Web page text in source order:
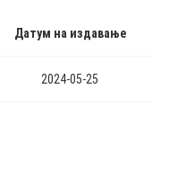
Датум на издавање
2024-05-25